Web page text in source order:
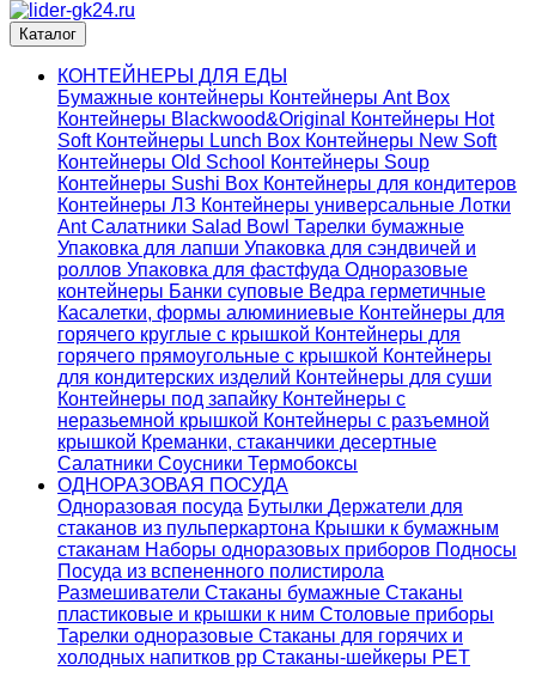
Каталог
КОНТЕЙНЕРЫ ДЛЯ ЕДЫ
Бумажные контейнеры Контейнеры Ant Box
Контейнеры Blackwood&Original
Контейнеры Hot
Soft Контейнеры Lunch Box Контейнеры New Soft
Контейнеры Old School Контейнеры Soup
Контейнеры Sushi Box Контейнеры для кондитеров
Контейнеры ЛЗ Контейнеры универсальные Лотки
AntСалатники Salad Bowl Тарелки бумажные
Упаковка для лапши Упаковка для сэндвичей и
роллов Упаковка для фастфуда Одноразовые
контейнеры Банки суповые Ведра герметичные
Касалетки, формы алюминиевые Контейнеры для
горячего круглые с крышкой Контейнеры для
горячего прямоугольные с крышкой Контейнеры
для кондитерских изделий Контейнеры для суши
Контейнеры под запайку Контейнеры с
неразьемной крышкой Контейнеры с разъемной
крышкой Креманки, стаканчики десертные
Салатники Соусники Термобоксы
ОДНОРАЗОВАЯ ПОСУДА
Одноразовая посуда Бутылки Держатели для
стаканов из пульперкартона Крышки к бумажным
стаканам Наборы одноразовых приборов Подносы
Посуда из вспененного полистирола
Размешиватели Стаканы бумажные Стаканы
пластиковые и крышки к ним Столовые приборы
Тарелки одноразовые Стаканы для горячих и
холодных напитков pp Стаканы-шейкеры PET